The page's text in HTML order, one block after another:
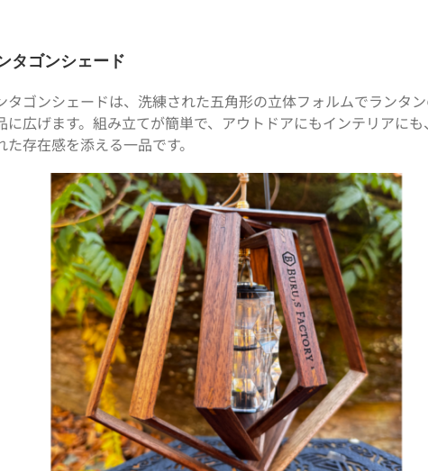
タゴンシェード
タゴンシェードは、洗練された五角形の立体フォルムでランタ
に広げます。組み立てが簡単で、アウトドアにもインテリアにも
た存在感を添える一品です。